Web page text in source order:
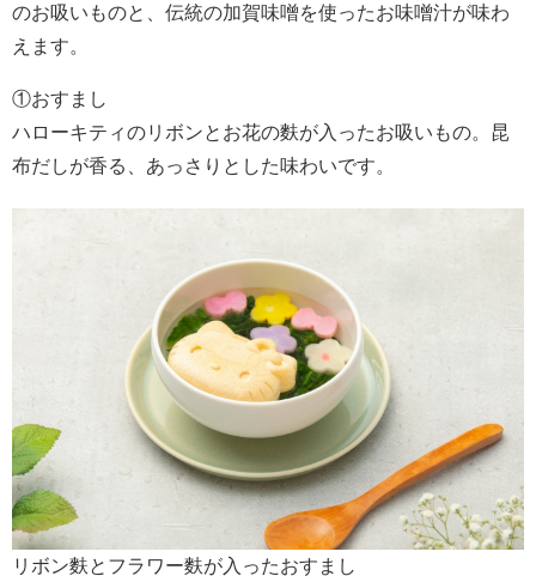
のお吸いものと、伝統の加賀味噌を使ったお味噌汁が味わ
えます。
①おすまし
ハローキティのリボンとお花の麩が入ったお吸いもの。昆
布だしが香る、あっさりとした味わいです。
リボン麩とフラワー麩が入ったおすまし